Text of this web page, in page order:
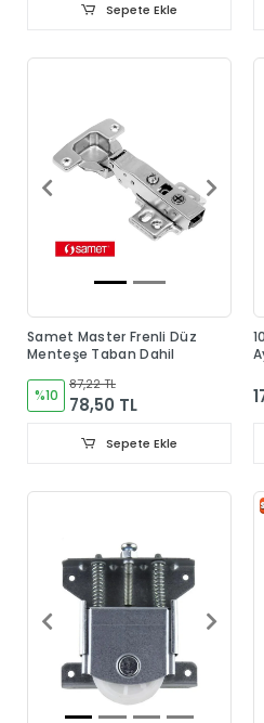
Sepete Ekle
Samet Master Frenli Düz
Menteşe Taban Dahil
%10
87,22 TL
78,50 TL
Sepete Ekle